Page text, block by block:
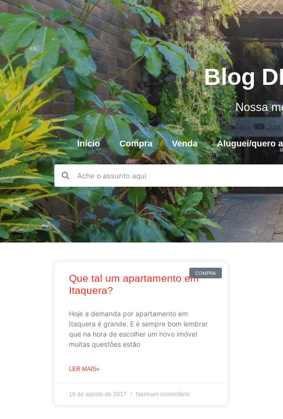
Blog
Nossa
Início Compra Venda Aluguei/quero
COMPRA
Que tal um apartamento em
Itaquera?
Hoje a demanda por apartamento em
Itaquera é grande. E é sempre bom lembrar
que na hora de escolher um novo imóvel
muitas questões estão
LER MAIS»
16 de agosto de 2017 Nenhum comentário